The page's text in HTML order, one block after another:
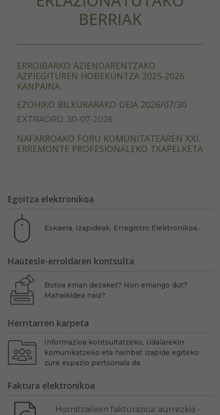
BERRIAK
ERROIBARKO AZIENDARENTZAKO
AZPIEGITUREN HOBEKUNTZA 2025-2026
KANPAINA
EZOHIKO BILKURARAKO DEIA 2026/07/30
EXTRAORD. 30-07-2026
NAFARROAKO FORU KOMUNITATEAREN XXI.
ERREMONTE PROFESIONALEKO TXAPELKETA
Egoitza elektronikoa
Eskaera, Izapideak, Erregistro Elektronikoa…
Hautesle-erroldaren kontsulta
Botoa eman dezaket? Non emango dut?
Mahaikidea naiz?
Herritarren karpeta
Informazioa kontsultatzeko, Udalarekin
komunikatzeko eta hainbat izapide egiteko
zure espazio pertsonala da.
Faktura elektronikoa
Hornitzaileen fakturazioa: aurrezkia -